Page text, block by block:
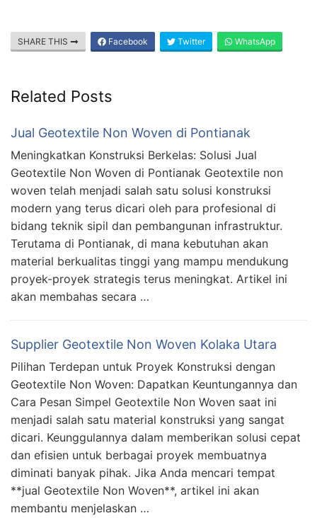
SHARE THIS Facebook Twitter WhatsApp
Related Posts
Jual Geotextile Non Woven di Pontianak
Meningkatkan Konstruksi Berkelas: Solusi Jual
Geotextile Non Woven di Pontianak Geotextile non
woven telah menjadi salah satu solusi konstruksi
modern yang terus dicari oleh para profesional di
bidang teknik sipil dan pembangunan infrastruktur.
Terutama di Pontianak, di mana kebutuhan akan
material berkualitas tinggi yang mampu mendukung
proyek-proyek strategis terus meningkat. Artikel ini
akan membahas secara …
Supplier Geotextile Non Woven Kolaka Utara
Pilihan Terdepan untuk Proyek Konstruksi dengan
Geotextile Non Woven: Dapatkan Keuntungannya dan
Cara Pesan Simpel Geotextile Non Woven saat ini
menjadi salah satu material konstruksi yang sangat
dicari. Keunggulannya dalam memberikan solusi cepat
dan efisien untuk berbagai proyek membuatnya
diminati banyak pihak. Jika Anda mencari tempat
**jual Geotextile Non Woven**, artikel ini akan
membantu menjelaskan …